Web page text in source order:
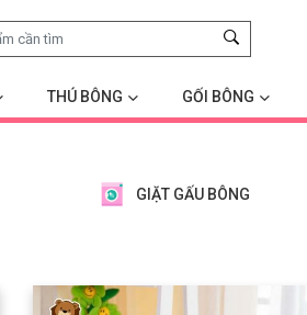
THÚ BÔNG GỐI BÔNG
GIẶT GẤU BÔNG